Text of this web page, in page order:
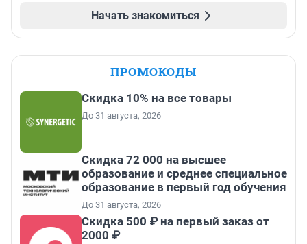
Начать знакомиться
ПРОМОКОДЫ
Скидка 10% на все товары
До 31 августа, 2026
Скидка 72 000 на высшее
образование и среднее специальное
образование в первый год обучения
До 31 августа, 2026
Скидка 500 ₽ на первый заказ от
2000 ₽